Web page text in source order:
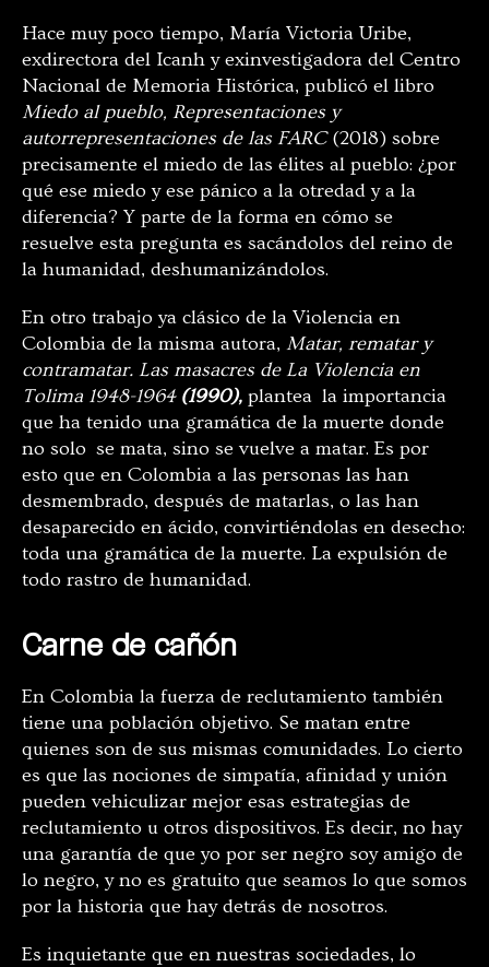
Hace muy poco tiempo, María Victoria Uribe,
exdirectora del Icanh y exinvestigadora del Centro
Nacional de Memoria Histórica, publicó el libro
Miedo al pueblo, Representaciones y
autorrepresentaciones de las FARC(2018) sobre
precisamente el miedo de las élites al pueblo: ¿por
qué ese miedo y ese pánico a la otredad y a la
diferencia? Y parte de la forma en cómo se
resuelve esta pregunta es sacándolos del reino de
la humanidad, deshumanizándolos.
En otro trabajo ya clásico de la Violencia en
Colombia de la misma autora, Matar, rematar y
contramatar. Las masacres de La Violencia en
Tolima 1948-1964 (1990), plantea la importancia
que ha tenido una gramática de la muerte donde
no solo se mata, sino se vuelve a matar. Es por
esto que en Colombia a las personas las han
desmembrado, después de matarlas, o las han
desaparecido en ácido, convirtiéndolas en desecho:
toda una gramática de la muerte. La expulsión de
todo rastro de humanidad.
Carne de cañón
En Colombia la fuerza de reclutamiento también
tiene una población objetivo. Se matan entre
quienes son de sus mismas comunidades. Lo cierto
es que las nociones de simpatía, afinidad y unión
pueden vehiculizar mejor esas estrategias de
reclutamiento u otros dispositivos. Es decir, no hay
una garantía de que yo por ser negro soy amigo de
lo negro, y no es gratuito que seamos lo que somos
por la historia que hay detrás de nosotros.
Es inquietante que en nuestras sociedades, lo